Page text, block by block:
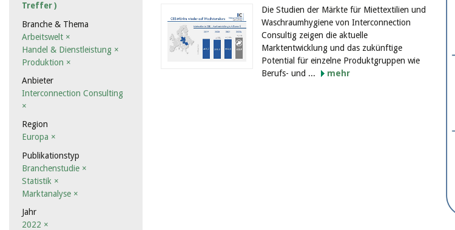
Die Studien der Märkte für Miettextilien und
Waschraumhygiene von Interconnection
Consultig zeigen die aktuelle
Marktentwicklung und das zukünftige
Potential für einzelne Produktgruppen wie
Berufs- und ...
mehr
Treffer )
Branche & Thema
Arbeitswelt ×
Handel & Dienstleistung ×
Produktion ×
Anbieter
Interconnection Consulting
×
Region
Europa ×
Publikationstyp
Branchenstudie ×
Statistik ×
Marktanalyse ×
Jahr
2022 ×